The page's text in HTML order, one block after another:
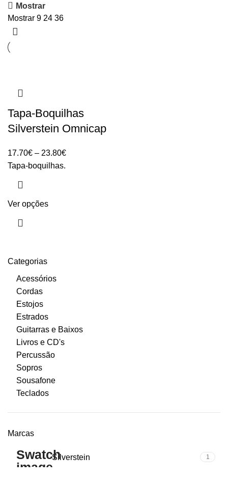
Categorias
Acessórios
Cordas
Estojos
Estrados
Guitarras e Baixos
Livros e CD's
Percussão
Sopros
Sousafone
Teclados
Marcas
Silverstein 1
Mostrar
Mostrar 9 24 36
Tapa-Boquilhas
Silverstein Omnicap
17.70€ – 23.80€Price
Tapa-boquilhas.
Ver opções